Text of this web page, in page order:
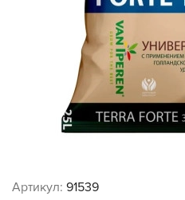
Артикул: 91539